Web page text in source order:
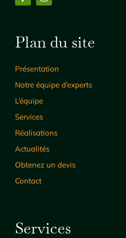
Plan du site
Présentation
Notre équipe d’experts
L’équipe
Services
Réalisations
Actualités
Obtenez un devis
Contact
Services